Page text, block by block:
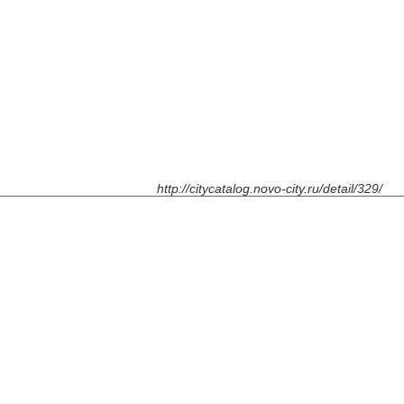
http://citycatalog.novo-city.ru/detail/329/